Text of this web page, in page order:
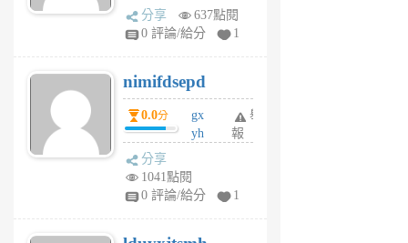
U
F
U
5
個
月
分享
637點閱
0 評論/給分
1
nimifdsepd
0.0分
gx
yh
jl
舉
報
分享
1041點閱
0 評論/給分
1